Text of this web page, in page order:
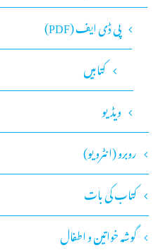
پی ڈی ایف (PDF)
کتابیں
ویڈیو
روبرو (انٹرویو)
کتاب کی بات
گوشہ خواتین و اطفال